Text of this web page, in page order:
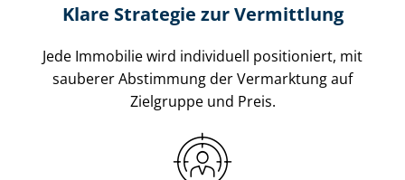
Klare Strategie zur Vermittlung
Jede Immobilie wird individuell positioniert, mit
sauberer Abstimmung der Vermarktung auf
Zielgruppe und Preis.